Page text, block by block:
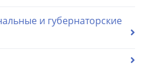
и губернаторские